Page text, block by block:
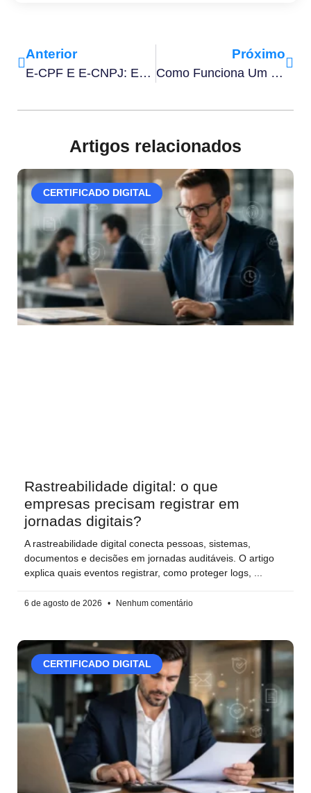
Anterior
E-CPF E E-CNPJ: Entenda As Diferenças Práticas Para Quem Assina Documentos
Próximo
Como Funciona Um Carimbo Digital E Quais São As Formas De Fazer Um
Artigos relacionados
CERTIFICADO DIGITAL
Rastreabilidade digital: o que
empresas precisam registrar em
jornadas digitais?
A rastreabilidade digital conecta pessoas, sistemas,
documentos e decisões em jornadas auditáveis. O artigo
explica quais eventos registrar, como proteger logs,
6 de agosto de 2026 Nenhum comentário
CERTIFICADO DIGITAL